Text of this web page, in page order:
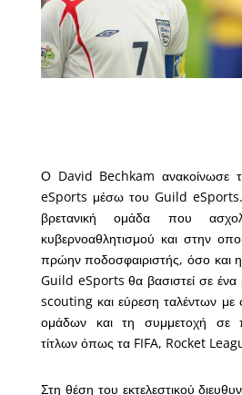
Ο David Bechkam ανακοίνωσε
eSports μέσω του Guild eSports.
βρετανική ομάδα που
κυβερνοαθλητισμού και στην
πρώην ποδοσφαιριστής, όσο
Guild eSports θα βασιστεί σε ένα
scouting και εύρεση ταλέντων
ομάδων και τη συμμετοχή σε
τίτλων όπως τα FIFA, Rocket
Στη θέση του εκτελεστικού